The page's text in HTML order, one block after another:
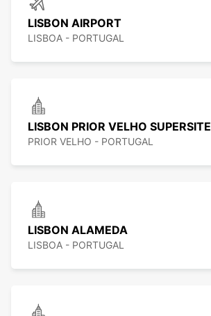
LISBON AIRPORT
LISBOA - PORTUGAL
LISBON PRIOR VELHO SUPERSITE
PRIOR VELHO - PORTUGAL
LISBON ALAMEDA
LISBOA - PORTUGAL